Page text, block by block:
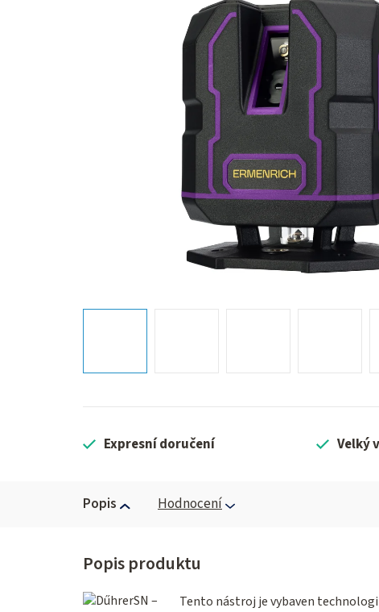
Expresní doručení Velký
Popis Hodnocení
Tento nástroj je vybaven